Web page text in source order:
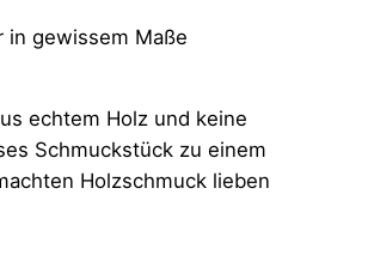
in gewissem Maße
echtem Holz und keine
Schmuckstück zu einem
Holzschmuck lieben